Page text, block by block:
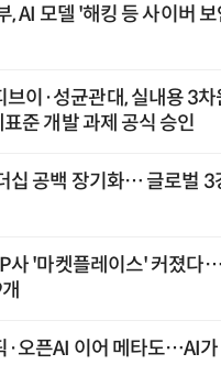
, AI 모델 '해킹 등 사이버
브이·성균관대, 실내용 3차
준 개발 과제 공식 승인
십 공백 장기화… 글로벌 3
사 '마켓플레이스' 커졌다
·오픈AI 이어 메타도…AI가